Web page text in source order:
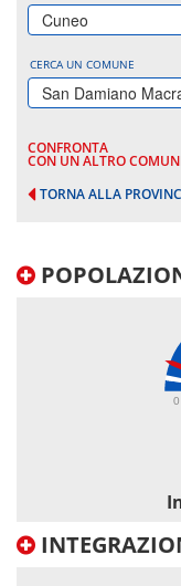
Cuneo
CERCA UN COMUNE
San Damiano
CONFRONTA
CON UN ALTRO
TORNA ALLA
0